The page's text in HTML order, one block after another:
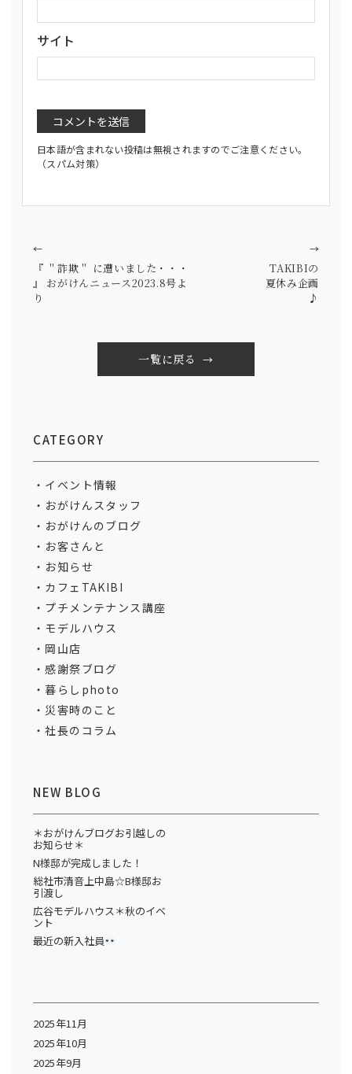
サイト
日本語が含まれない投稿は無視されますのでご注意ください。
（スパム対策）
『 ＂詐欺＂ に遭いました・・・
』 おがけんニュース2023.8号よ
り
←
一覧に戻る
TAKIBIの
夏休み企画
♪
→
CATEGORY
イベント情報
おがけんスタッフ
おがけんのブログ
お客さんと
お知らせ
カフェTAKIBI
プチメンテナンス講座
モデルハウス
岡山店
感謝祭ブログ
暮らしphoto
災害時のこと
社長のコラム
NEW BLOG
＊おがけんブログお引越しの
お知らせ＊
N様邸が完成しました！
総社市清音上中島☆B様邸お
引渡し
広谷モデルハウス＊秋のイベ
ント
最近の新入社員
2025年11月
2025年10月
2025年9月